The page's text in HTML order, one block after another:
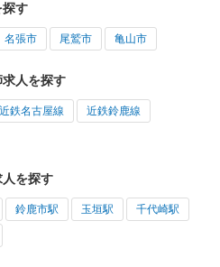
探す
名張市 尾鷲市 亀山市
人を探す
近鉄名古屋線 近鉄鈴鹿線
を探す
鈴鹿市駅 玉垣駅 千代崎駅